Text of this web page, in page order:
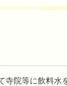
寺院等に飲料水